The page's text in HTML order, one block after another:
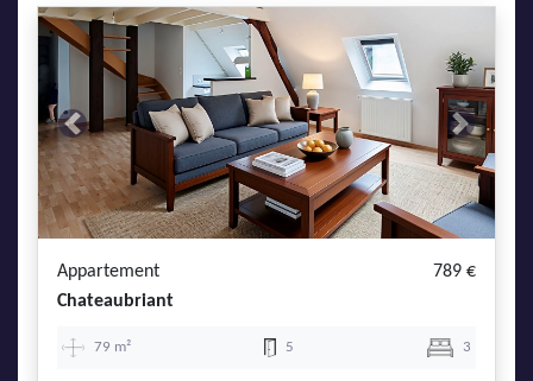
Previous Next
Appartement
789 €
Chateaubriant
79 m² 5 3